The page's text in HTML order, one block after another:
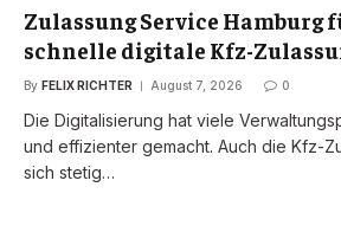
Zulassung Service Hamburg
schnelle digitale Kfz-
By FELIX RICHTER August 7, 2026 0
Die Digitalisierung hat viele
und effizienter gemacht. Auch die Kfz-
sich stetig…